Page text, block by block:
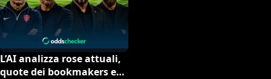
L’AI analizza rose attuali,
quote dei bookmakers e